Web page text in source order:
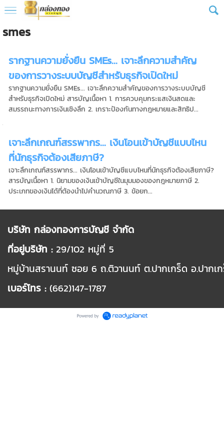
smes
รากฐานความยั่งยืน SMEs... เจาะลึกความสำคัญ
ของการวางระบบบัญชีสำหรับธุรกิจเปิดใหม่
รากฐานความยั่งยืน SMEs... เจาะลึกความสำคัญของการวางระบบบัญชี
สำหรับธุรกิจเปิดใหม่ สารบัญเนื้อหา 1. การควบคุมกระแสเงินสดและ
สมรรถนะทางการเงินเชิงลึก 2. เกราะป้องกันทางกฎหมายและสิทธิป...
เจาะลึกเกณฑ์สรรพากร... เงินโอนเข้าบัญชีแบบไหน
ที่นักธุรกิจต้องเสียภาษี?
เจาะลึกเกณฑ์สรรพากร... เงินโอนเข้าบัญชีแบบไหนที่นักธุรกิจต้องเสียภาษี?
สารบัญเนื้อหา 1. นิยามของเงินเข้าบัญชีในมุมมองของกฎหมายภาษี 2.
ประเภทของเงินได้ที่ต้องนำไปคำนวณภาษี 3. ข้อยก...
บริษัท กล่องทองการบัญชี จำกัด
ที่อยู่บริษัท : 29/102 หมู่ที่ 5
หมู่บ้านสรานนท์ ซอย 6 ถ.ติวานนท์ ต.ปากเกร็ด อ.ปาก
เบอร์โทร : (662)147-1787